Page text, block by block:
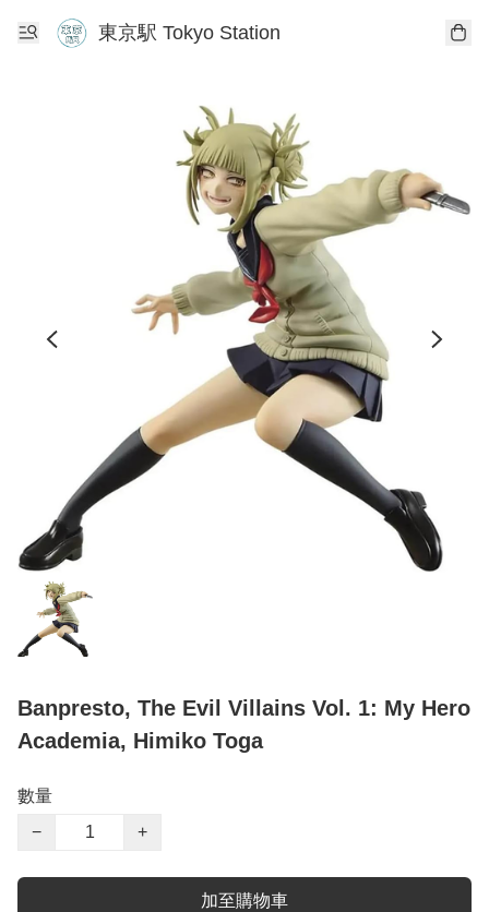
東京駅 Tokyo Station
Banpresto, The Evil Villains Vol. 1: My Hero
Academia, Himiko Toga
數量
−
+
加至購物車